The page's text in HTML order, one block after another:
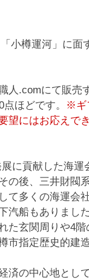
小樽運河」に面
人.comにて販売
ほどです。
※ギ
望にはお応えで
に貢献した海
の後、三井財閥
て多くの海運会
汽船もありまし
た玄関周りや4
市指定歴史的建造
済の中心地とし